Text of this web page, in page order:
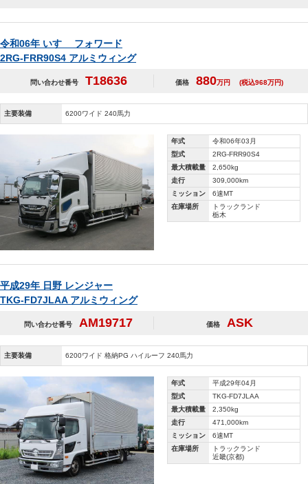
令和06年 いすゞ フォワード
2RG-FRR90S4 アルミウィング
問い合わせ番号 T18636 価格 880万円 (税込968万円)
主要装備 6200ワイド 240馬力
年式
令和06年03月
型式
2RG-FRR90S4
最大積載量
2,650kg
走行
309,000km
ミッション
6速MT
在庫場所
トラックランド
栃木
平成29年 日野 レンジャー
TKG-FD7JLAA アルミウィング
問い合わせ番号 AM19717 価格 ASK
主要装備 6200ワイド 格納PG ハイルーフ 240馬力
年式
平成29年04月
型式
TKG-FD7JLAA
最大積載量
2,350kg
走行
471,000km
ミッション
6速MT
在庫場所
トラックランド
近畿(京都)